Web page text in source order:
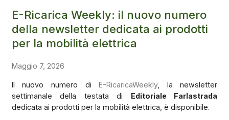
E-Ricarica Weekly: il nuovo numero
della newsletter dedicata ai prodotti
per la mobilità elettrica
Maggio 7, 2026
Il nuovo numero diE-RicaricaWeekly, la newsletter
settimanale della testata di Editoriale Farlastrada
dedicata ai prodotti per la mobilità elettrica, è disponibile.